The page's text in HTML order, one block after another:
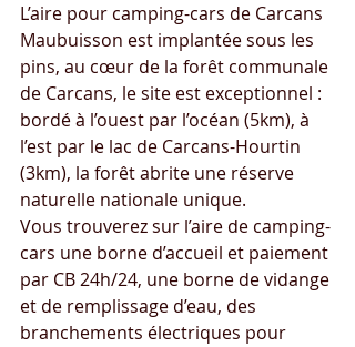
L’aire pour camping-cars de Carcans
Maubuisson est implantée sous les
pins, au cœur de la forêt communale
de Carcans, le site est exceptionnel :
bordé à l’ouest par l’océan (5km), à
l’est par le lac de Carcans-Hourtin
(3km), la forêt abrite une réserve
naturelle nationale unique.
Vous trouverez sur l’aire de camping-
cars une borne d’accueil et paiement
par CB 24h/24, une borne de vidange
et de remplissage d’eau, des
branchements électriques pour